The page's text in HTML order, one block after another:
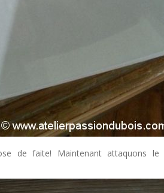
de faite! Maintenant attaquons le